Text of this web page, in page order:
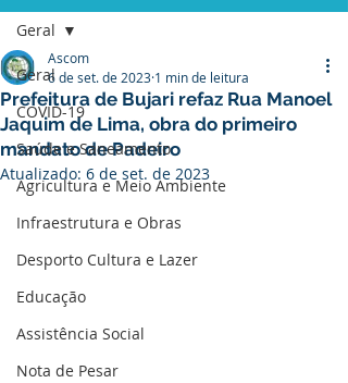
Geral
COVID-19
Saúde e Saneamento
Agricultura e Meio Ambiente
Infraestrutura e Obras
Desporto Cultura e Lazer
Educação
Assistência Social
Nota de Pesar
Geral
Prefeitura de Bujari refaz Rua Manoel
Jaquim de Lima, obra do primeiro
mandato de Padeiro
Ascom
6 de set. de 2023 1 min de leitura
Atualizado: 6 de set. de 2023